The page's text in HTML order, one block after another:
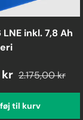
LNE inkl. 7,8 Ah
2.175,00 kr
til kurv